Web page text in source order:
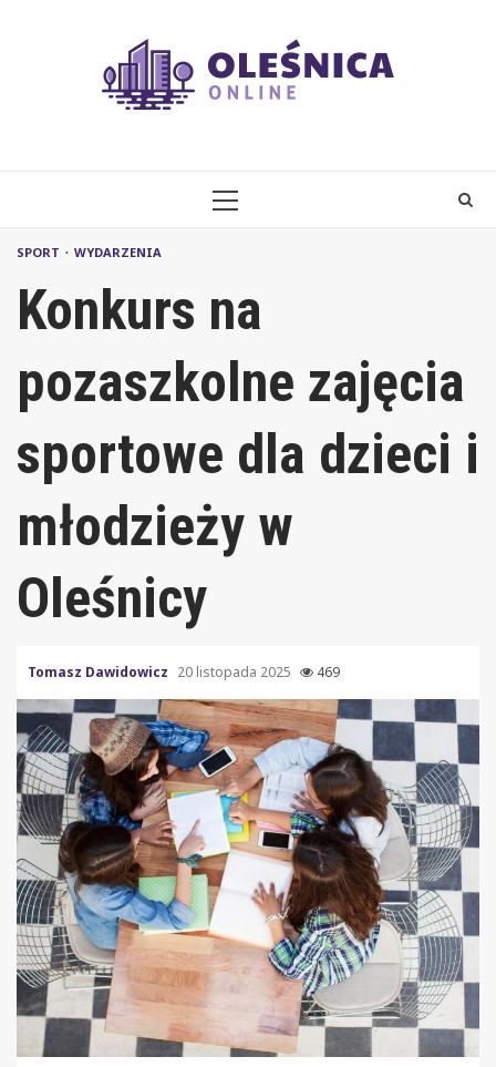
PRIMARY
SPORT WYDARZENIA
Konkurs na
pozaszkolne zajęcia
sportowe dla dzieci i
młodzieży w
Oleśnicy
Tomasz Dawidowicz 20 listopada 2025 469